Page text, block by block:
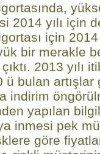
2014 yılı için
için
bir merakle
2013 yılı
ü bulan artışlar
indirim
yapılan
inmesi pek
göre